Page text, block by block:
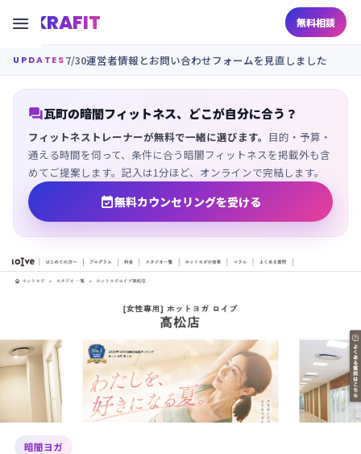
KRAFIT 無料相談

UPDATES 7/30運営者情報とお問い合わせフォームを見直しました
瓦町の暗闇フィットネス、どこが自分に合う？
フィットネストレーナーが無料で一緒に選びます。 目的・予算・
通える時間を伺って、条件に合う暗闇フィットネスを掲載外も含
めてご提案します。記入は1分ほど、オンラインで完結します。
無料カウンセリングを受ける
暗闇ヨガ